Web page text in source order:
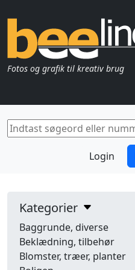
Fotos og grafik til kreativ brug
Login
Kategorier
Baggrunde, diverse
Beklædning, tilbehør
Blomster, træer, planter